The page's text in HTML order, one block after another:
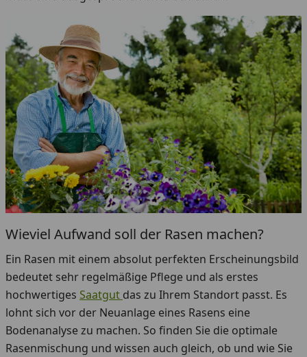
Wieviel Aufwand soll der Rasen machen?
Ein Rasen mit einem absolut perfekten Erscheinungsbild
bedeutet sehr regelmäßige Pflege und als erstes
hochwertiges Saatgut das zu Ihrem Standort passt. Es
lohnt sich vor der Neuanlage eines Rasens eine
Bodenanalyse zu machen. So finden Sie die optimale
Rasenmischung und wissen auch gleich, ob und wie Sie